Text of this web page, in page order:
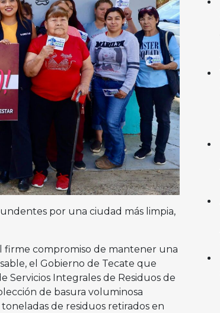
por una ciudad más limpia,
firme compromiso de mantener una
el Gobierno de Tecate que
Servicios Integrales de Residuos de
de basura voluminosa
de residuos retirados en